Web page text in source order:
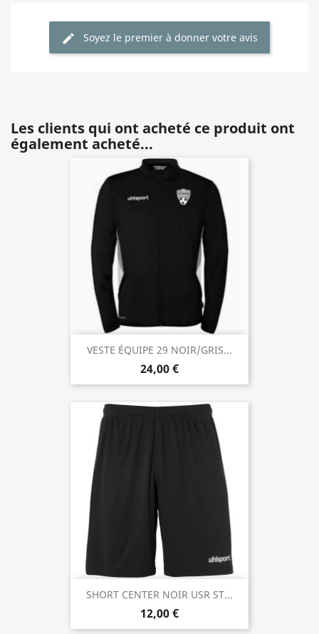
Soyez le premier à donner votre avis
Les clients qui ont acheté ce produit ont
également acheté...
VESTE ÉQUIPE 29 NOIR/GRIS...
24,00 €
SHORT CENTER NOIR USR ST...
12,00 €